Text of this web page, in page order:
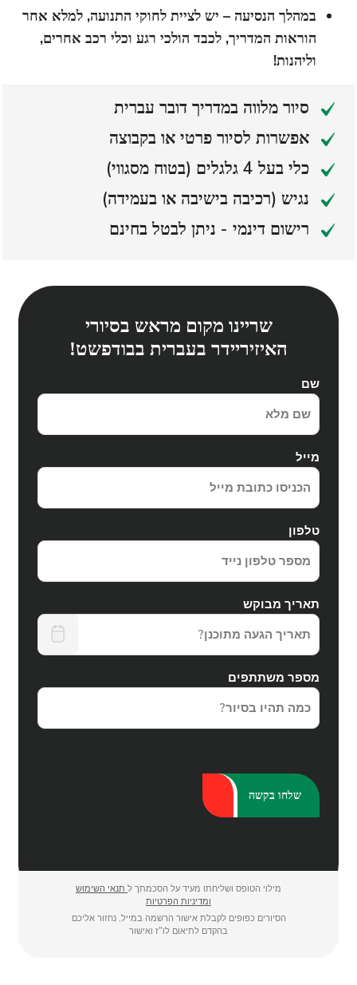
במהלך הנסיעה – יש לציית לחוקי התנועה, למלא אחר
הוראות המדריך, לכבד הולכי רגע וכלי רכב אחרים,
וליהנות!
סיור מלווה במדריך דובר עברית
אפשרות לסיור פרטי או בקבוצה
כלי בעל 4 גלגלים (בטוח מסגווי)
נגיש (רכיבה בישיבה או בעמידה)
רישום דינמי - ניתן לבטל בחינם
שריינו מקום מראש בסיורי
האיזיריידר בעברית בבודפשט!
שם
מייל
טלפון
תאריך מבוקש
מספר משתתפים
מילוי הטופס ושליחתו מעיד על הסכמתך ל תנאי השימוש
ומדיניות הפרטיות
הסיורים כפופים לקבלת אישור הרשמה במייל, נחזור אליכם
בהקדם לתיאום לו"ז ואישור